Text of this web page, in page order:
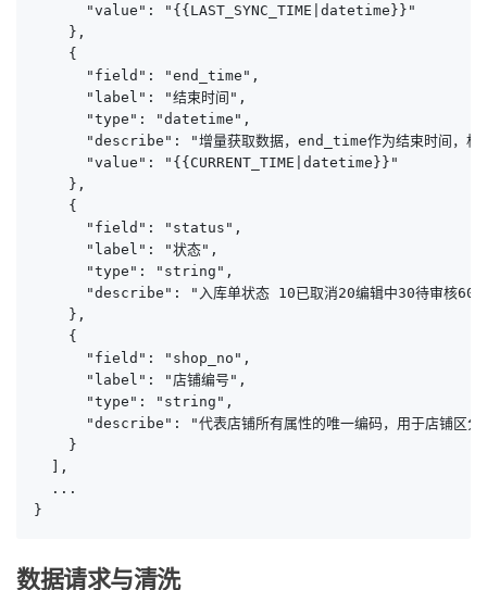
      "value": "{{LAST_SYNC_TIME|datetime}}"
    },
    {
      "field": "end_time",
      "label": "结束时间",
      "type": "datetime",
"describe": "增量获取数据，end_time作为结束时间，
      "value": "{{CURRENT_TIME|datetime}}"
    },
    {
      "field": "status",
      "label": "状态",
      "type": "string",
"describe": "入库单状态 10已取消20编辑中30待审核60待
    },
    {
      "field": "shop_no",
      "label": "店铺编号",
      "type": "string",
"describe": "代表店铺所有属性的唯一编码，用于店铺区分
    }
  ],
  ...
}
数据请求与清洗